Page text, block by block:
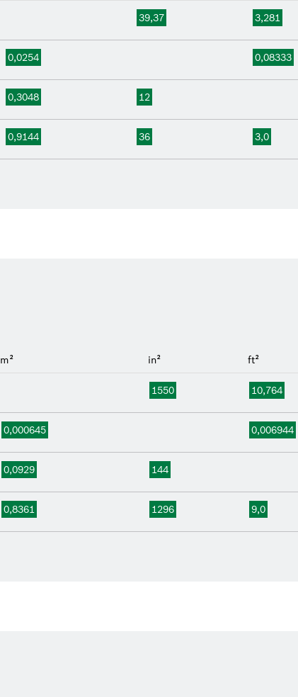
39,37 3,281
0,0254 0,08333
0,3048 12
0,9144 36 3,0
m² in² ft²
1550 10,764
0,000645 0,006944
0,0929 144
0,8361 1296 9,0